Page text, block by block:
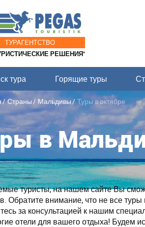
ТУРАГЕНТСТВО
РЕШЕНИЯ"
тура Горящие туры
Страны Мальдивы Туры в октябре
в
туристы, на нашем сайте Вы
Обратите внимание, что не все
за консультацией к нашим
отели для вашего отдыха! Будем